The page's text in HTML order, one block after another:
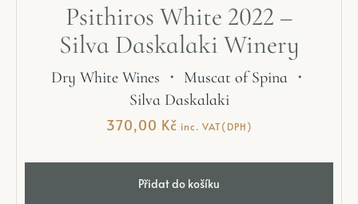
Psithiros White 2022 –
Silva Daskalaki Winery
Dry White Wines ・ Muscat of Spina・
Silva Daskalaki
370,00 Kč inc. VAT(DPH)
Přidat do košíku